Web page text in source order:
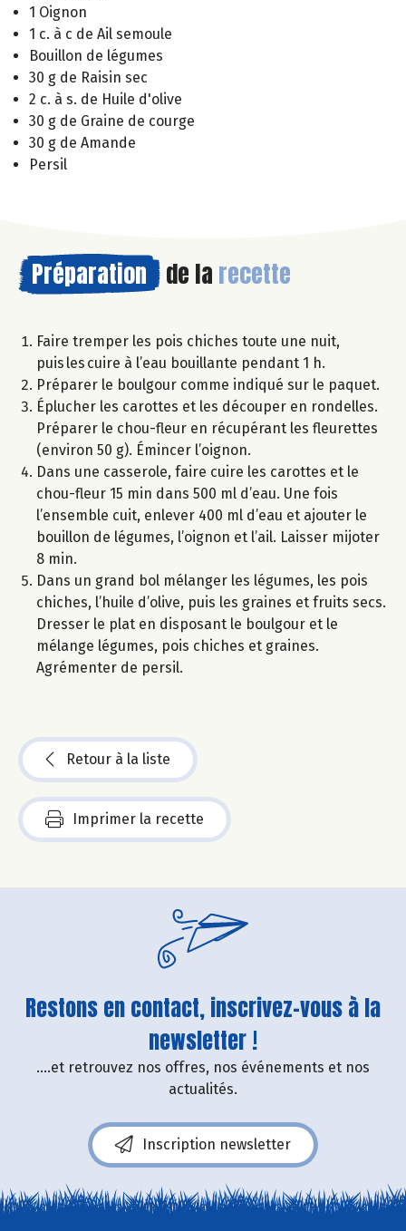
1 Oignon
1 c. à c de Ail semoule
Bouillon de légumes
30 g de Raisin sec
2 c. à s. de Huile d'olive
30 g de Graine de courge
30 g de Amande
Persil
Préparation de la recette
Faire tremper les pois chiches toute une nuit,
puis les cuire à l’eau bouillante pendant 1 h.
Préparer le boulgour comme indiqué sur le paquet.
Éplucher les carottes et les découper en rondelles.
Préparer le chou-fleur en récupérant les fleurettes
(environ 50 g). Émincer l’oignon.
Dans une casserole, faire cuire les carottes et le
chou-fleur 15 min dans 500 ml d’eau. Une fois
l’ensemble cuit, enlever 400 ml d’eau et ajouter le
bouillon de légumes, l’oignon et l’ail. Laisser mijoter
8 min.
Dans un grand bol mélanger les légumes, les pois
chiches, l’huile d’olive, puis les graines et fruits secs.
Dresser le plat en disposant le boulgour et le
mélange légumes, pois chiches et graines.
Agrémenter de persil.
Retour à la liste
Imprimer la recette
Restons en contact, inscrivez-vous à la
newsletter !
....et retrouvez nos offres, nos événements et nos
actualités.
Inscription newsletter